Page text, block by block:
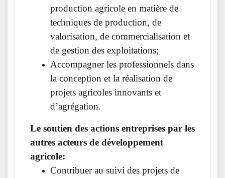
production agricole en matière de
techniques de production, de
valorisation, de commercialisation et
de gestion des exploitations;
Accompagner les professionnels dans
la conception et la réalisation de
projets agricoles innovants et
d’agrégation.
Le soutien des actions entreprises par les
autres acteurs de développement
agricole:
Contribuer au suivi des projets de